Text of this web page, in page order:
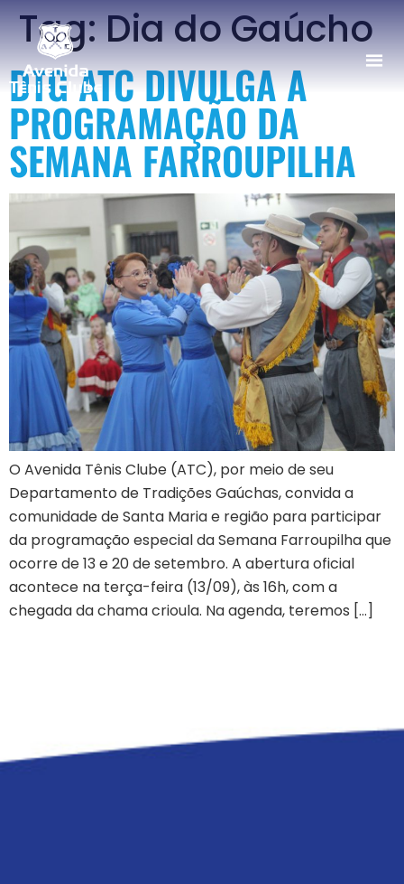
Tag:Dia do Gaúcho
DTG ATC DIVULGA A
PROGRAMAÇÃO DA
SEMANA FARROUPILHA
O Avenida Tênis Clube (ATC), por meio de seu
Departamento de Tradições Gaúchas, convida a
comunidade de Santa Maria e região para participar
da programação especial da Semana Farroupilha que
ocorre de 13 e 20 de setembro. A abertura oficial
acontece na terça-feira (13/09), às 16h, com a
chegada da chama crioula. Na agenda, teremos […]